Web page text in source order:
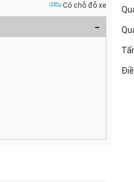
Có chỗ đỗ xe
-